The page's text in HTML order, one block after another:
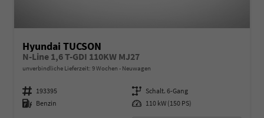
Hyundai TUCSON
N-Line 1,6 T-GDI 110KW MJ27
unverbindliche Lieferzeit: 9 Wochen Neuwagen
Fahrzeugnummer 193395 Getriebe Schalt. 6-Gang
Kraftstoff Benzin Leistung 110 kW (150 PS)